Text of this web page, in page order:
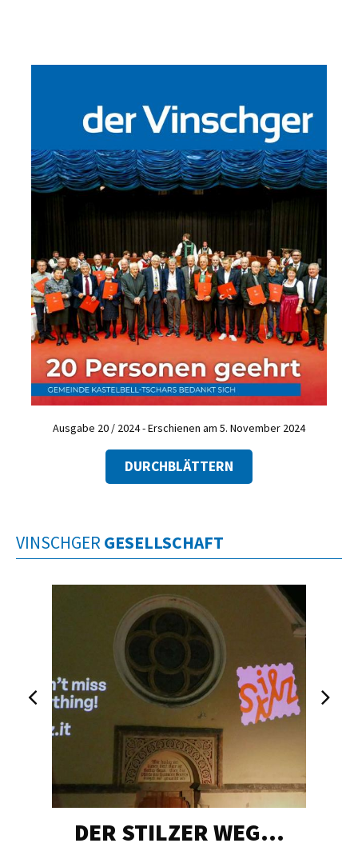
Ausgabe 20 / 2024 - Erschienen am 5. November 2024
DURCHBLÄTTERN
VINSCHGER GESELLSCHAFT
STILZER WEG… AEB